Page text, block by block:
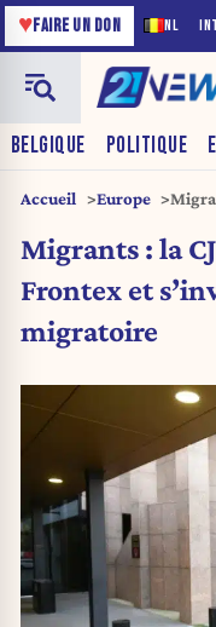
NL
♥FAIRE UN DON
BELGIQUE POLITIQUE
Accueil Europe
Migrants : la
Frontex et
migratoire